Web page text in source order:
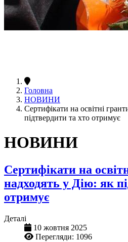
Головна
НОВИНИ
Сертифікати на освітні
підтвердити та хто отримує
НОВИНИ
Сертифікати на
надходять у Дію: як
отримує
Деталі
10 жовтня 2025
Перегляди: 1096